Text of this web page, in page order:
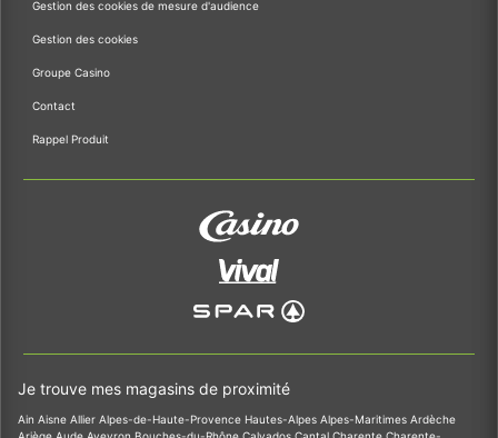
Gestion des cookies de mesure d'audience
Gestion des cookies
Groupe Casino
Contact
Rappel Produit
Je trouve mes magasins de proximité
Ain Aisne Allier Alpes-de-Haute-Provence Hautes-Alpes Alpes-Maritimes Ardèche